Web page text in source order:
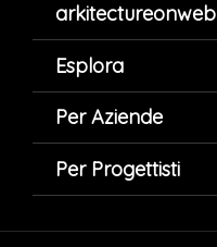
arkitectureonweb
Esplora
Per Aziende
Per Progettisti